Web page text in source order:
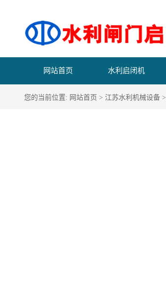
网站首页 水利启闭机
您的当前位置: 网站首页 > 江苏水利机械设备>